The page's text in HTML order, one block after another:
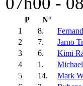
P N°
1
8.
2
7. Jarno
3
6. Kimi
4
1.
5
14. Mark